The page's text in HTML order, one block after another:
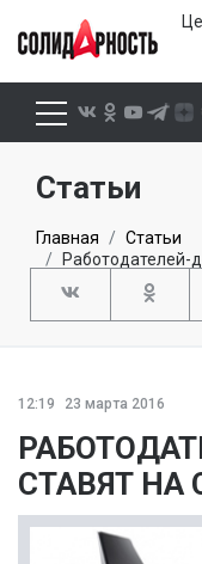
Статьи
Главная
Статьи
Работодателей-
12:19 23 марта 2016
СТАВЯТ НА